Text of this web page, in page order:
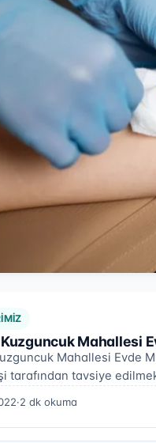
Mahallesi
Mahallesi Evde
tarafından tavsiye
·2 dk okuma